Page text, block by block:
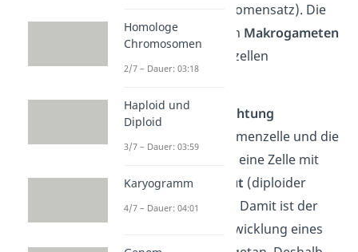
(haploider Chromosomensatz). Die
Eizellen werden auch Makrogameten
genannt, die Samenzellen
Mikrogameten
Während der
Befruchtung
verschmelzen die Samenzelle und die
Eizelle und bilden so eine Zelle mit
vollständigem
Erbgut (diploider
Chromosomensatz). Damit ist der
erste Schritt zur Entwicklung eines
Homologe
Chromosomen
2/7 – Dauer: 03:18
Haploid und
Diploid
3/7 – Dauer: 03:59
Karyogramm
4/7 – Dauer: 04:01